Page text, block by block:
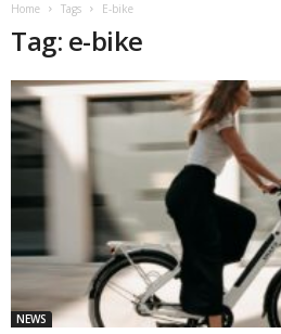
Home Tags E-bike
Tag: e-bike
NEWS